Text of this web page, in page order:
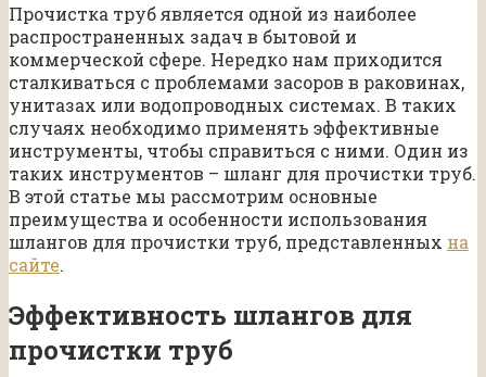
Прочистка труб является одной из наиболее
распространенных задач в бытовой и
коммерческой сфере. Нередко нам приходится
сталкиваться с проблемами засоров в раковинах,
унитазах или водопроводных системах. В таких
случаях необходимо применять эффективные
инструменты, чтобы справиться с ними. Один из
таких инструментов – шланг для прочистки труб.
В этой статье мы рассмотрим основные
преимущества и особенности использования
шлангов для прочистки труб, представленных на
сайте.
Эффективность шлангов для
прочистки труб